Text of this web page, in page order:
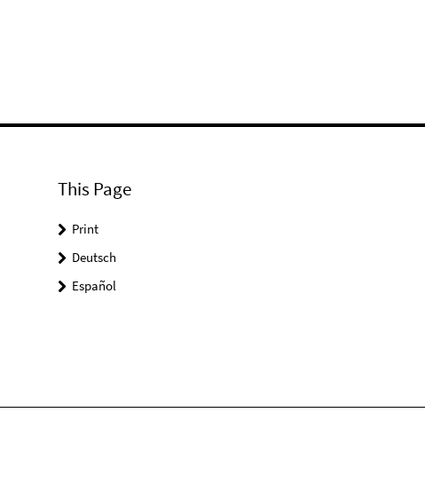
This Page
Print
Deutsch
Español